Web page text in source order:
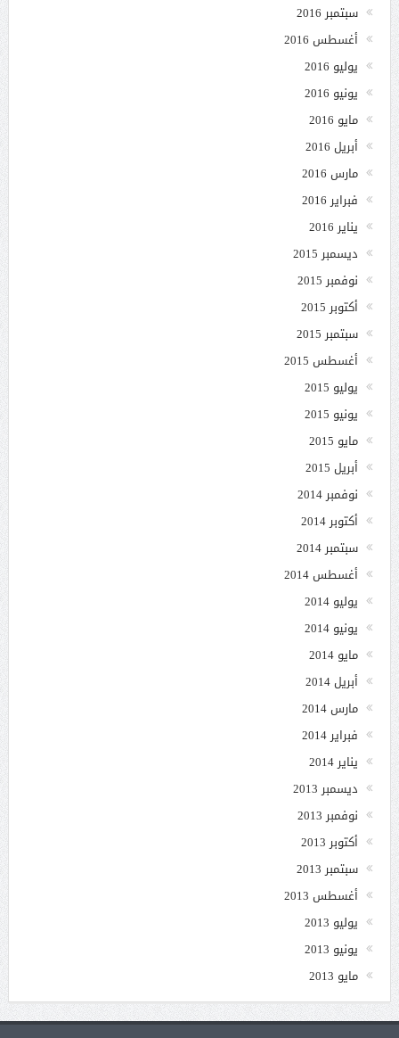
سبتمبر 2016
أغسطس 2016
يوليو 2016
يونيو 2016
مايو 2016
أبريل 2016
مارس 2016
فبراير 2016
يناير 2016
ديسمبر 2015
نوفمبر 2015
أكتوبر 2015
سبتمبر 2015
أغسطس 2015
يوليو 2015
يونيو 2015
مايو 2015
أبريل 2015
نوفمبر 2014
أكتوبر 2014
سبتمبر 2014
أغسطس 2014
يوليو 2014
يونيو 2014
مايو 2014
أبريل 2014
مارس 2014
فبراير 2014
يناير 2014
ديسمبر 2013
نوفمبر 2013
أكتوبر 2013
سبتمبر 2013
أغسطس 2013
يوليو 2013
يونيو 2013
مايو 2013